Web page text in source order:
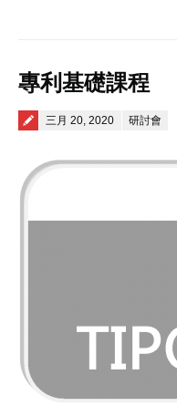
專利基礎課程
Posted on
三月 20, 2020 研討會